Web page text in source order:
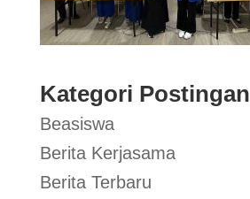
Kategori Postingan
Beasiswa
Berita Kerjasama
Berita Terbaru